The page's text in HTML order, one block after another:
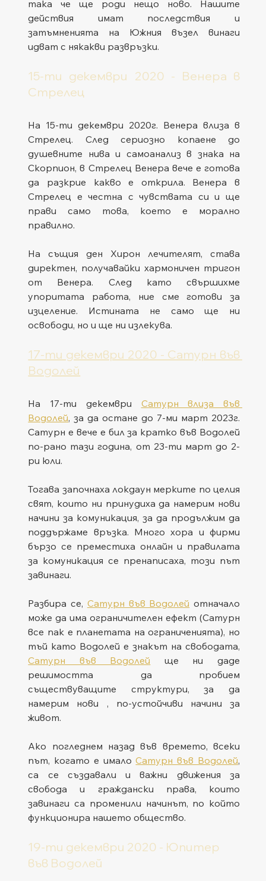
така че ще роди нещо ново. Нашите
действия имат последствия и
затъмненията на Южния възел винаги
идват с някакви развръзки.
15-ти декември 2020 - Венера в
Стрелец
На 15-ти декември 2020г. Венера влиза в
Стрелец. След сериозно копаене до
душевните нива и самоанализ в знака на
Скорпион, в Стрелец Венера вече е готова
да разкрие какво е открила. Венера в
Стрелец е честна с чувствата си и ще
прави само това, което е морално
правилно.
На същия ден Хирон лечителят, става
директен, получавайки хармоничен тригон
от Венера. След като свършихме
упоритата работа, ние сме готови за
изцеление. Истината не само ще ни
освободи, но и ще ни излекува.
17-ти декември 2020 - Сатурн във
Водолей
На 17-ти декември Сатурн влиза във
Водолей, за да остане до 7-ми март 2023г.
Сатурн е вече е бил за кратко във Водолей
по-рано тази година, от 23-ти март до 2-
ри юли.
Тогава започнаха локдаун мерките по целия
свят, които ни принудиха да намерим нови
начини за комуникация, за да продължим да
поддържаме връзка. Много хора и фирми
бързо се преместиха онлайн и правилата
за комуникация се пренаписаха, този път
завинаги.
Разбира се, Сатурн във Водолей отначало
може да има ограничителен ефект (Сатурн
все пак е планетата на ограниченията), но
Сатурн във Водолей ще ни даде
решимостта да пробием
съществуващите структури, за да
намерим нови , по-устойчиви начини за
живот.
Ако погледнем назад във времето, всеки
път, когато е имало Сатурн във Водолей,
са се създавали и важни движения за
свобода и граждански права, които
завинаги са променили начинът, по който
функционира нашето общество.
19-ти декември 2020 - Юпитер
във Водолей